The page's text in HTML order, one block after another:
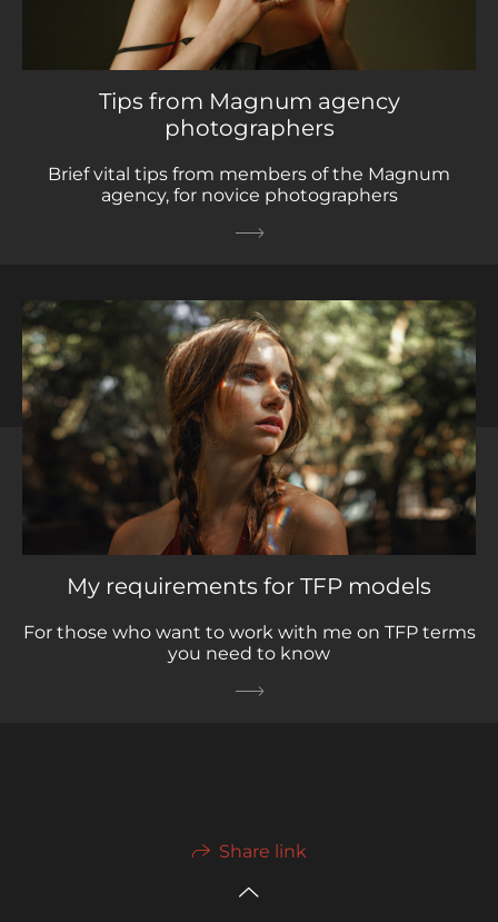
Tips from Magnum agency
photographers
Brief vital tips from members of the Magnum
agency, for novice photographers
My requirements for TFP models
For those who want to work with me on TFP terms
you need to know
Share link